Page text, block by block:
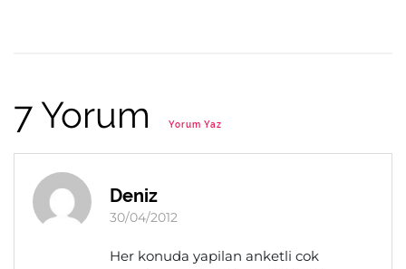
7 Yorum Yorum Yaz
Deniz
30/04/2012
Her konuda yapilan anketli cok